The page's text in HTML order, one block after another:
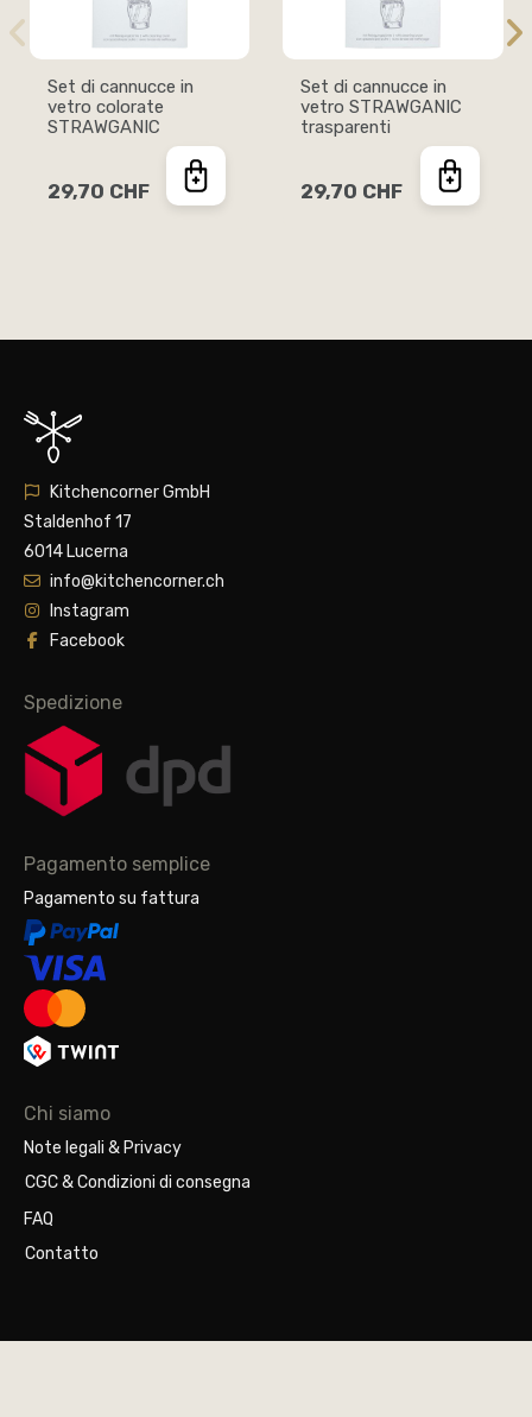
Set di cannucce in
vetro colorate
STRAWGANIC
29,70 CHF
Set di cannucce in
vetro STRAWGANIC
trasparenti
29,70 CHF
Kitchencorner GmbH
Staldenhof 17
6014 Lucerna
info@kitchencorner.ch
Instagram
Facebook
Spedizione
Pagamento semplice
Pagamento su fattura
Chi siamo
Note legali & Privacy
CGC & Condizioni di consegna
FAQ
Contatto